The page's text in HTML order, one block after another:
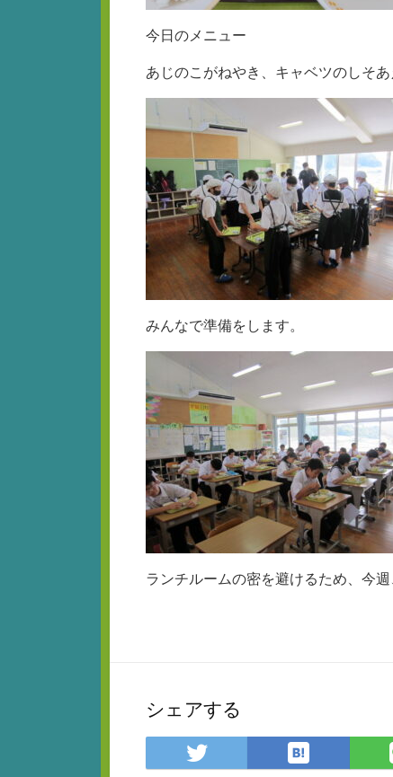
今日のメニュー
あじのこがねやき、キャベツのしそ
みんなで準備をします。
ランチルームの密を避けるため、今
シェアする
Twitterは